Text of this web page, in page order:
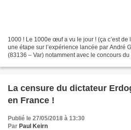
1000 ! Le 1000e œuf a vu le jour ! (ça c’est de
une étape sur l’expérience lancée par André
(83136 – Var) notamment avec le concours
La censure du dictateur
en France !
Publié le 27/05/2018 à 13:30
Par Paul Keirn